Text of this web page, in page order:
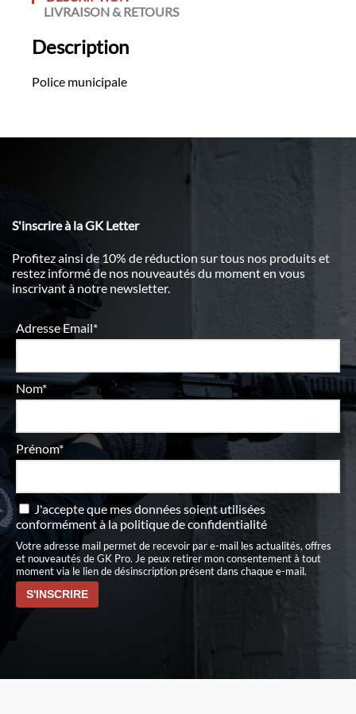
LIVRAISON & RETOURS
Description
Police municipale
S'inscrire à la GK Letter
Profitez ainsi de 10% de réduction sur tous nos produits et
restez informé de nos nouveautés du moment en vous
inscrivant à notre newsletter.
Adresse Email*
Nom*
Prénom*
J'accepte que mes données soient utilisées
conformément àla politique de confidentialité
Votre adresse mail permet de recevoir par e-mail les actualités, offres
et nouveautés de GK Pro. Je peux retirer mon consentement à tout
moment via le lien de désinscription présent dans chaque e-mail.